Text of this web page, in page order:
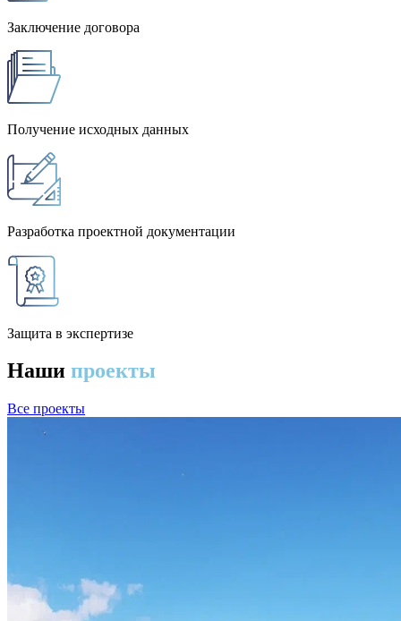
Заключение договора
Получение исходных данных
Разработка проектной документации
Защита в экспертизе
Наши проекты
Все проекты